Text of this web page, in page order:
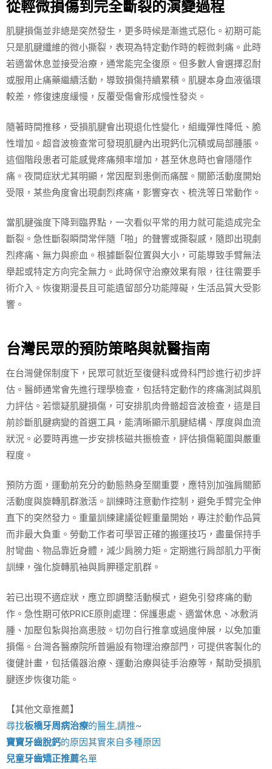
從輕微損傷到完全斷裂的演變過程
肌腱損傷並非總是突然發生，更多時候是漸進式惡化。初期可能
只是肌腱纖維的微小撕裂，表現為特定動作時的輕微刺痛。此時
若適當休息並接受治療，通常能完全復原。但多數人會選擇忍耐
或服用止痛藥繼續活動，導致損傷持續累積。肌腱本身血液循環
較差，修復速度緩慢，反覆受傷會形成慢性發炎。
隨著時間推移，受損肌腱會出現退化性變化，組織彈性降低、脆
性增加。超音波檢查常可發現肌腱內出現鈣化沉積或局部腫脹。
這個階段患者可能感覺疼痛頻率增加，甚至休息時也會隱隱作
痛。夜間症狀尤其明顯，常因壓到患側而痛醒。關節活動度開始
受限，某些角度會出現劇烈疼痛，影響穿衣、梳洗等日常動作。
當肌腱強度下降到臨界點，一次看似平常的用力就可能造成完全
斷裂。急性斷裂瞬間常伴隨「啪」的聲響或撕裂感，隨即出現劇
烈疼痛、無力與瘀血。根據斷裂位置與大小，可能導致手臂無法
舉起或特定方向完全無力。此時保守治療效果有限，往往需要手
術介入。恢復期漫長且可能遺留部分功能障礙，生活品質大受影
響。
台灣民眾的預防策略與就醫指南
在台灣健保制度下，民眾可就近至復健科或骨科門診進行初步評
估。醫師通常會先進行理學檢查，包括特定動作的疼痛測試與肌
力評估。若懷疑肌腱損傷，可安排肌肉骨骼超音波檢查，這是目
前診斷肌腱病變的首選工具，能清晰顯示肌腱結構、厚度與血流
狀況。必要時再進一步安排核磁共振檢查，評估損傷範圍與嚴重
程度。
預防方面，運動前充分的動態熱身至關重要，應特別加強肩關節
活動度與旋轉肌群激活。訓練時注意動作控制，避免手臂完全伸
直下的突然發力。重量訓練建議從輕重量開始，專注於動作品質
而非最大負重。勞動工作者可學習正確的搬運技巧，盡量保持手
肘彎曲、物品靠近身體，減少肩膀力矩。定期進行肩部肌力平衡
訓練，強化旋轉肌袖與肩胛穩定肌群。
若已出現不適症狀，應立即調整活動模式，避免引發疼痛的動
作。急性期可依PRICE原則處理：保護患處、適當休息、冰敷消
腫、加壓包紮與抬高患肢。切勿自行推拿或過度伸展，以免加重
損傷。台灣各醫療院所普遍設有物理治療部門，可提供客製化的
復健計畫，包括儀器治療、運動治療與徒手治療等，幫助受損肌
腱逐步恢復功能。
【其他文章推薦】
尋找板橋牙周病治療的醫生,請推~
寶寶牙齒脫鈣的原因其實來自多種原因
兒童牙齒矯正推薦名單